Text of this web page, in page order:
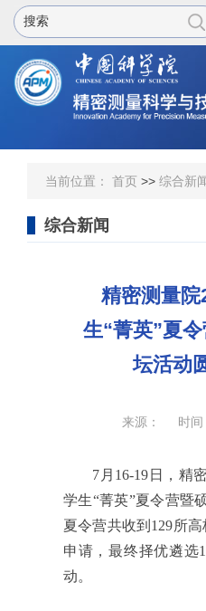
当前位置： 首页 >> 综合新
综合新闻
精密测量
生“菁英”夏
坛活动
来源： 时间
7月16-19日，精
学生“菁英”夏令营暨
夏令营共收到129所
申请，最终择优遴选
动。